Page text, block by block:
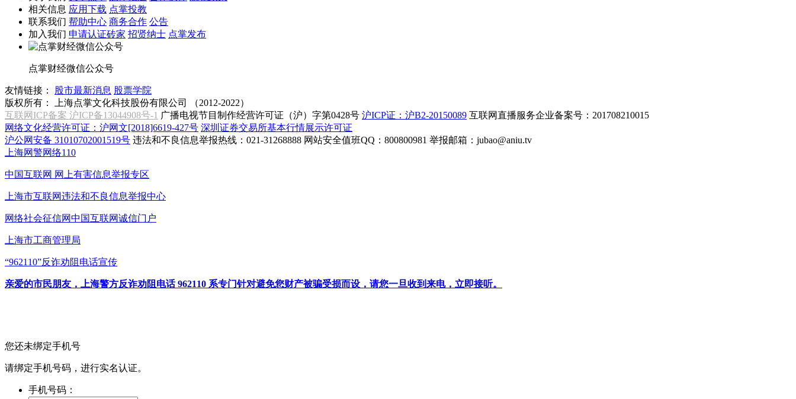
相关信息 应用下载 点掌投教
联系我们 帮助中心 商务合作 公告
加入我们 申请认证砖家 招贤纳士 点掌发布
点掌财经微信公众号
友情链接： 股市最新消息 股票学院
版权所有：
上海点掌文化科技股份有限公司 （2012-2022）
互联网ICP备案 沪ICP备13044908号-1 广播电视节目制作经营许可证（沪）字第0428号 沪ICP证：沪B2-20150089 互联网直播服务企业备案号：201708210015
网络文化经营许可证：沪网文[2018]6619-427号 深圳证券交易所基本行情展示许可证
沪公网安备 31010702001519号 违法和不良信息举报热线：021-31268888 网站安全值班QQ：800800981 举报邮箱： jubao@aniu.tv
上海网警网络110
中国互联网 网上有害信息举报专区
上海市互联网违法和不良信息举报中心
网络社会征信网中国互联网诚信门户
上海市工商管理局
“962110”反诈劝阻电话宣传
亲爱的市民朋友，上海警方反诈劝阻电话 962110 系专门针对避免您财产被骗受损而设，请您一旦收到来电，立即接听。
您还未绑定手机号
请绑定手机号码，进行实名认证。
手机号码：